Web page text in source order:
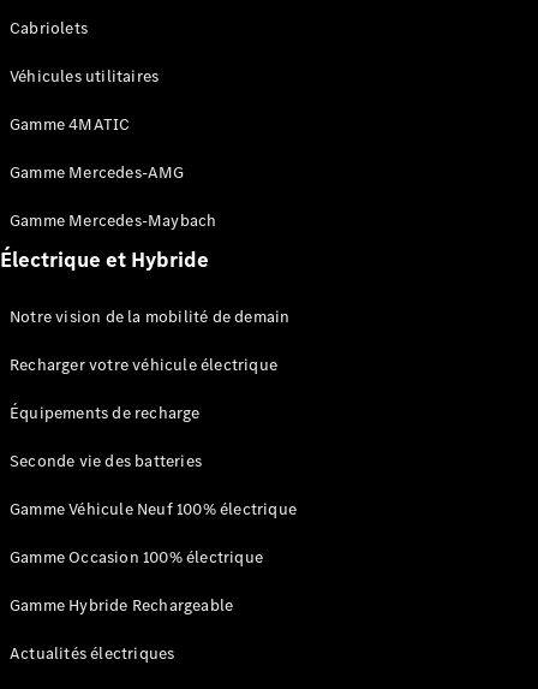
Brake
Shooting
Classe C
Break
Classe C
All-Terrain
Break
Terrain
Trouvez un
véhicule
stock
votre
Compactes
Cabriolets
Véhicules utilitaires
Gamme 4MATIC
Gamme Mercedes-AMG
Gamme Mercedes-Maybach
Électrique et Hybride
Notre vision de la mobilité de demain
Recharger votre véhicule électrique
Équipements de recharge
Seconde vie des batteries
Gamme Véhicule Neuf 100% électrique
Gamme Occasion 100% électrique
Gamme Hybride Rechargeable
Actualités électriques